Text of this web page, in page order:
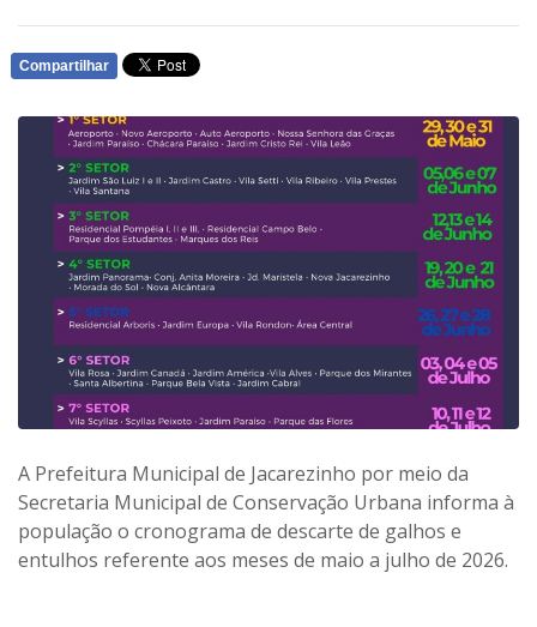
Compartilhar
A Prefeitura Municipal de Jacarezinho por meio da
Secretaria Municipal de Conservação Urbana informa à
população o cronograma de descarte de galhos e
entulhos referente aos meses de maio a julho de 2026.